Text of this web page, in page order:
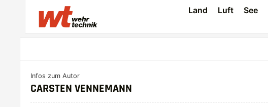
Land Luft See
Infos zum Autor
CARSTEN VENNEMANN